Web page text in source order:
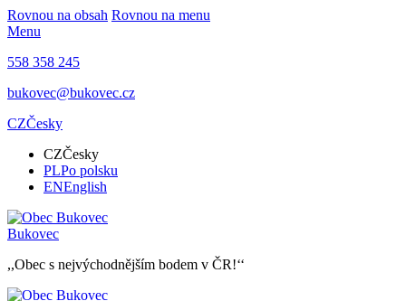
Rovnou na obsah Rovnou na menu
Menu
558 358 245
bukovec@bukovec.cz
CZČesky
CZČesky
PLPo polsku
ENEnglish
Bukovec
,,Obec s nejvýchodnějším bodem v ČR!‘‘